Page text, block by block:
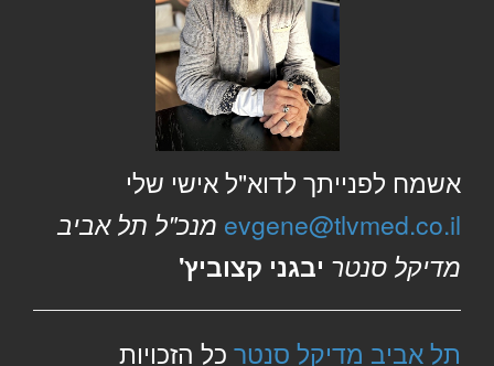
אשמח לפנייתך לדוא"ל אישי שלי
evgene@tlvmed.co.il מנכ"ל תל אביב
מדיקל סנטר יבגני קצוביץ'
תל אביב מדיקל סנטר כל הזכויות